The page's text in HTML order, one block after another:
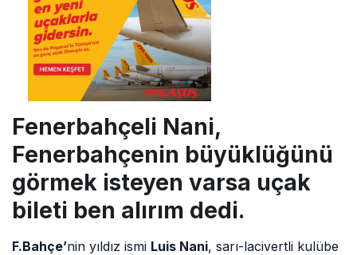
Fenerbahçeli Nani,
Fenerbahçenin büyüklüğünü
görmek isteyen varsa uçak
bileti ben alırım dedi.
F.Bahçe’nin yıldız ismi Luis Nani, sarı-lacivertli kulübe